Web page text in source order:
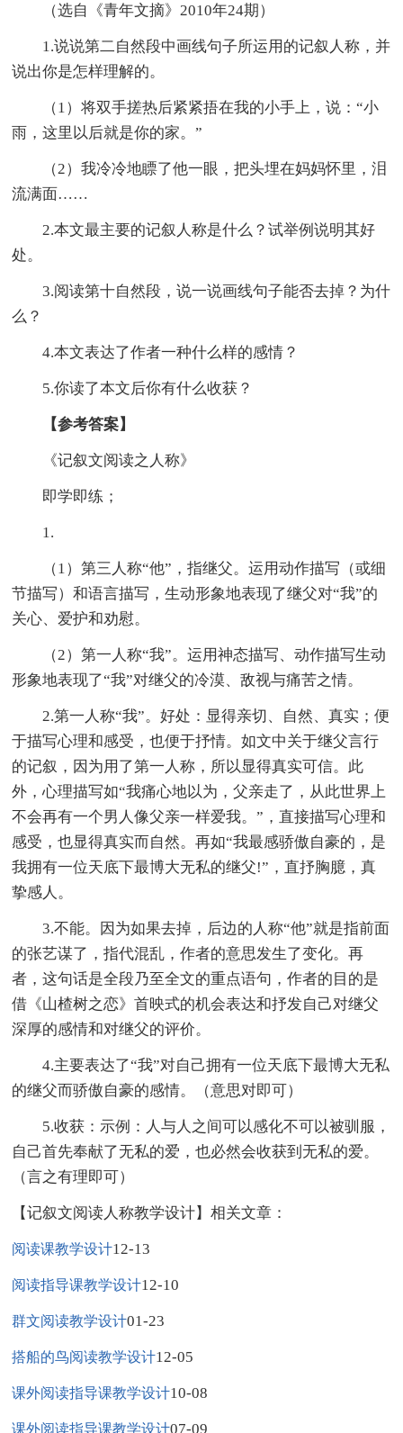
（选自《青年文摘》2010年24期）
1.说说第二自然段中画线句子所运用的记叙人称，并
说出你是怎样理解的。
（1）将双手搓热后紧紧捂在我的小手上，说：“小
雨，这里以后就是你的家。”
（2）我冷冷地瞟了他一眼，把头埋在妈妈怀里，泪
流满面……
2.本文最主要的记叙人称是什么？试举例说明其好
处。
3.阅读第十自然段，说一说画线句子能否去掉？为什
么？
4.本文表达了作者一种什么样的感情？
5.你读了本文后你有什么收获？
【参考答案】
《记叙文阅读之人称》
即学即练；
1.
（1）第三人称“他”，指继父。运用动作描写（或细
节描写）和语言描写，生动形象地表现了继父对“我”的
关心、爱护和劝慰。
（2）第一人称“我”。运用神态描写、动作描写生动
形象地表现了“我”对继父的冷漠、敌视与痛苦之情。
2.第一人称“我”。好处：显得亲切、自然、真实；便
于描写心理和感受，也便于抒情。如文中关于继父言行
的记叙，因为用了第一人称，所以显得真实可信。此
外，心理描写如“我痛心地以为，父亲走了，从此世界上
不会再有一个男人像父亲一样爱我。”，直接描写心理和
感受，也显得真实而自然。再如“我最感骄傲自豪的，是
我拥有一位天底下最博大无私的继父!”，直抒胸臆，真
挚感人。
3.不能。因为如果去掉，后边的人称“他”就是指前面
的张艺谋了，指代混乱，作者的意思发生了变化。再
者，这句话是全段乃至全文的重点语句，作者的目的是
借《山楂树之恋》首映式的机会表达和抒发自己对继父
深厚的感情和对继父的评价。
4.主要表达了“我”对自己拥有一位天底下最博大无私
的继父而骄傲自豪的感情。（意思对即可）
5.收获：示例：人与人之间可以感化不可以被驯服，
自己首先奉献了无私的爱，也必然会收获到无私的爱。
（言之有理即可）
【记叙文阅读人称教学设计】相关文章：
阅读课教学设计12-13
阅读指导课教学设计12-10
群文阅读教学设计01-23
搭船的鸟阅读教学设计12-05
课外阅读指导课教学设计10-08
课外阅读指导课教学设计07-09